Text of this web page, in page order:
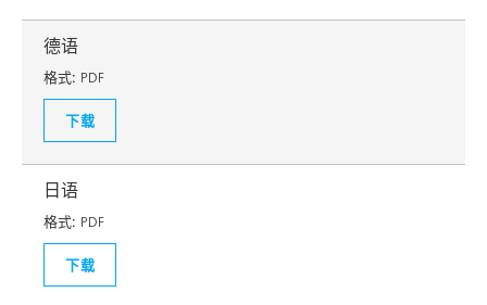
德语
格式: PDF
下载
日语
格式: PDF
下载